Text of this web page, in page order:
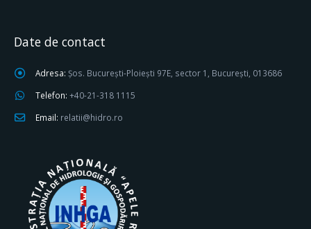
Date de contact
Adresa: Șos. București-Ploiești 97E, sector 1, București, 013686
Telefon: +40-21-318 1115
Email: relatii@hidro.ro